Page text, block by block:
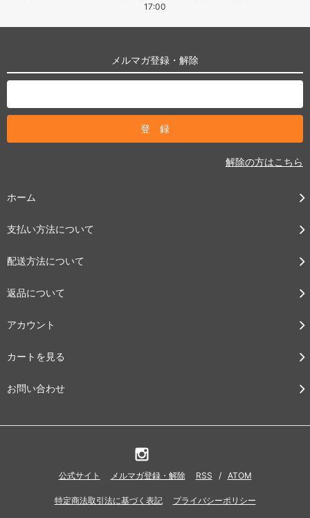
17:00
メルマガ登録・解除
解除の方はこちら
ホーム
支払い方法について
配送方法について
返品について
アカウント
カートを見る
お問い合わせ
公式サイト メルマガ登録・解除 RSS / ATOM
特定商法取引法に基づく表記 プライバシーポリシー